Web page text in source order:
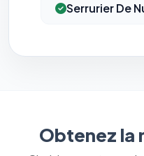
Serrurier De
Obtenez la